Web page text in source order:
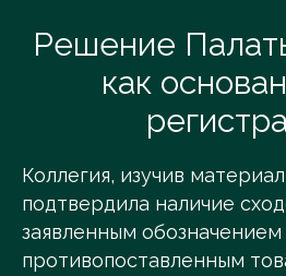
Решение
как
Коллегия, изучив
подтвердила наличие
заявленным обозначением
противопоставленным